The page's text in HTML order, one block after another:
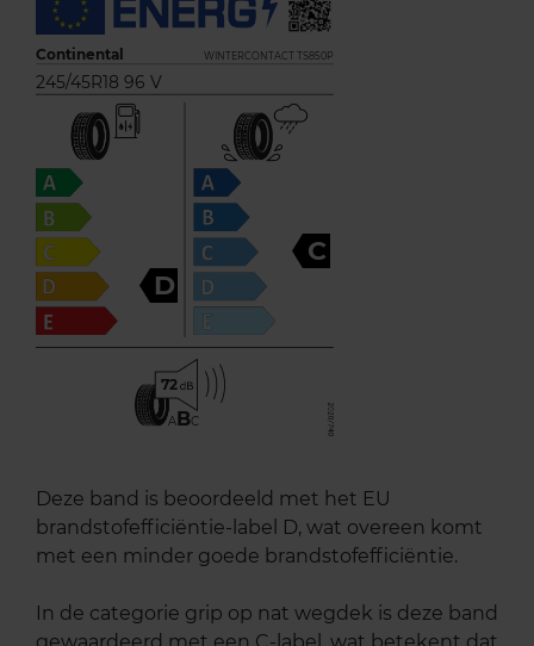
Continental WINTERCONTACT TS850P
245/45R18 96 V
D
C
72
ABC
Deze band is beoordeeld met het EU
brandstofefficiëntie-label D, wat overeen komt
met een minder goede brandstofefficiëntie.
In de categorie grip op nat wegdek is deze band
gewaardeerd met een C-label, wat betekent dat